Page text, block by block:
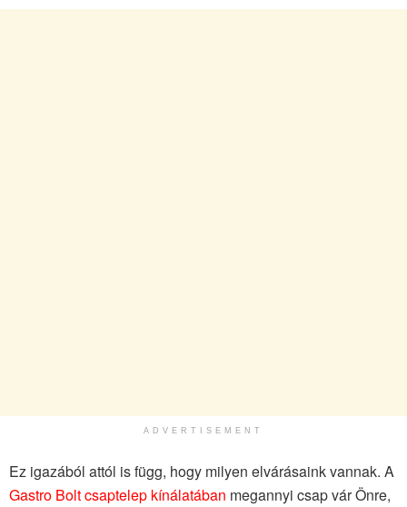
ADVERTISEMENT
Ez igazából attól is függ, hogy milyen elvárásaink vannak. A
Gastro Bolt csaptelep kínálatában megannyi csap vár Önre,